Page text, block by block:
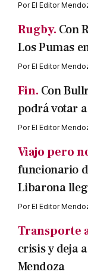
PorEl Editor
Rugby. Con
Los Pumas
PorEl Editor
Fin. Con
podrá votar
PorEl Editor
Viajo pero
funcionario
Libarona
PorEl Editor
Transporte
crisis y deja
Mendoza